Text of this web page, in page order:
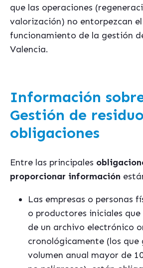
que las operaciones
valorización) no entorpezcan
funcionamiento de la gestión
Valencia.
Información
Gestión de
obligaciones
Entre las principales o
proporcionar información
Las empresas o personas
o productores iniciales que
de un archivo electrónico
cronológicamente (los que
volumen anual mayor de